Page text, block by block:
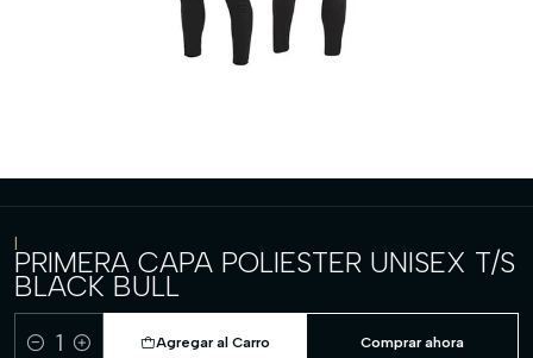
|
PRIMERA CAPA POLIESTER UNISEX T/S
BLACK BULL
Agregar al Carro Comprar ahora